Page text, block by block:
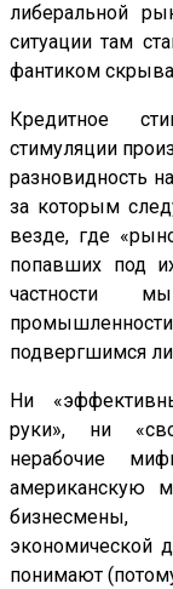
либеральной
ситуации там
фантиком
Кредитное
стимуляции
разновидность
за которым
везде, где
попавших под
частности
подвергшимся
Ни
руки», ни
нерабочие
американскую
бизнесмены,
экономической
понимают